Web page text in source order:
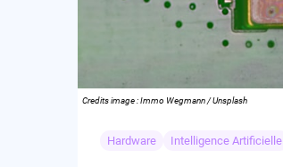
Credits image : Immo Wegmann / Unsplash
Hardware Intelligence Artificielle